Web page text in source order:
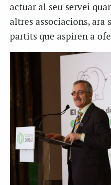
actuar al seu servei
altres associacions, ara
partits que aspiren a